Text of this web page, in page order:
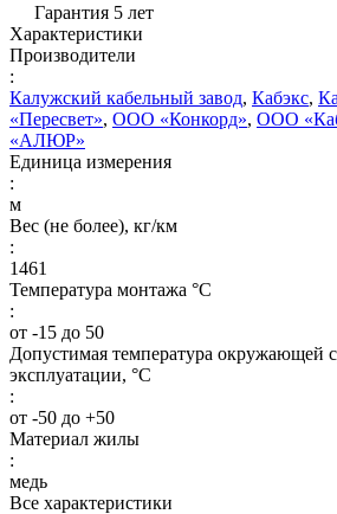
Гарантия 5 лет
Характеристики
Производители
:
Калужский кабельный завод, Кабэкс,
«Пересвет», ООО «Конкорд», ООО
«АЛЮР»
Единица измерения
:
м
Вес (не более), кг/км
:
1461
Температура монтажа °C
:
от -15 до 50
Допустимая температура окружающей
эксплуатации, °C
:
от -50 до +50
Материал жилы
:
медь
Все характеристики